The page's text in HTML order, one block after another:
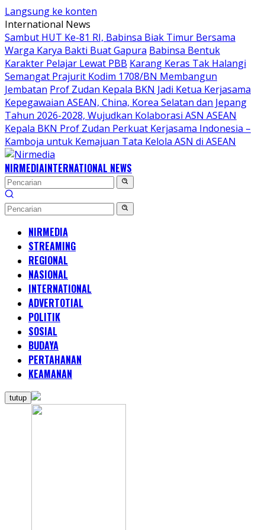
Langsung ke konten
International News
Sambut HUT Ke-81 RI, Babinsa Biak Timur Bersama
Warga Karya Bakti Buat Gapura Babinsa Bentuk
Karakter Pelajar Lewat PBB Karang Keras Tak Halangi
Semangat Prajurit Kodim 1708/BN Membangun
Jembatan Prof Zudan Kepala BKN Jadi Ketua Kerjasama
Kepegawaian ASEAN, China, Korea Selatan dan Jepang
Tahun 2026-2028, Wujudkan Kolaborasi ASN ASEAN
Kepala BKN Prof Zudan Perkuat Kerjasama Indonesia –
Kamboja untuk Kemajuan Tata Kelola ASN di ASEAN
NIRMEDIAINTERNATIONAL NEWS
NIRMEDIA
STREAMING
REGIONAL
NASIONAL
INTERNATIONAL
ADVERTOTIAL
POLITIK
SOSIAL
BUDAYA
PERTAHANAN
KEAMANAN
tutup